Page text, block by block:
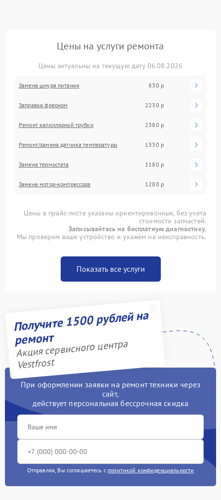
Цены на услуги ремонта
Цены актуальны на текущую дату 06.08.2026
Замена шнура питания 830 р
Заправка фреоном 2230 р
Ремонт капиллярной трубки 2380 р
Ремонт/замена датчика температуры 1330 р
Замена термостата 1180 р
Замена мотор-компрессора 1280 р
Цены в прайс-листе указаны ориентировочные, без учета
стоимости запчастей.
Записывайтесь на бесплатную диагностику.
Мы проверим ваше устройство и укажем на неисправность.
Показать все услуги
Получите 1500 рублей на
ремонт
Акция сервисного центра
Vestfrost
При оформлении заявки на ремонт техники через
сайт,
действует персональная бессрочная скидка
Отправляя, Вы соглашаетесь с политикой конфиденциальности